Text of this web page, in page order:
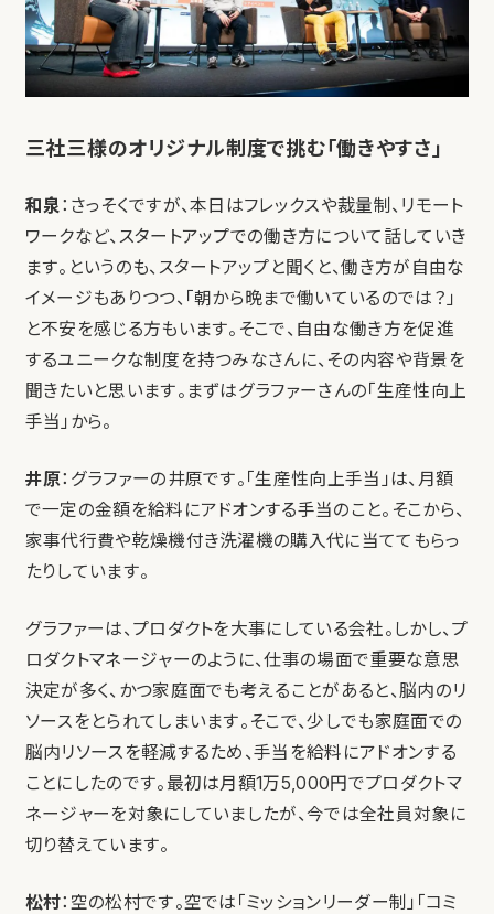
三社三様のオリジナル制度で挑む「働きやすさ」
和泉 ：さっそくですが、本日はフレックスや裁量制、リモート
ワークなど、スタートアップでの働き方について話していき
ます。というのも、スタートアップと聞くと、働き方が自由な
イメージもありつつ、「朝から晩まで働いているのでは？」
と不安を感じる方もいます。そこで、自由な働き方を促進
するユニークな制度を持つみなさんに、その内容や背景を
聞きたいと思います。まずはグラファーさんの「生産性向上
手当」から。
井原：グラファーの井原です。「生産性向上手当」は、月額
で一定の金額を給料にアドオンする手当のこと。そこから、
家事代行費や乾燥機付き洗濯機の購入代に当ててもらっ
たりしています。
グラファーは、プロダクトを大事にしている会社。しかし、プ
ロダクトマネージャーのように、仕事の場面で重要な意思
決定が多く、かつ家庭面でも考えることがあると、脳内のリ
ソースをとられてしまいます。そこで、少しでも家庭面での
脳内リソースを軽減するため、手当を給料にアドオンする
ことにしたのです。最初は月額1万5,000円でプロダクトマ
ネージャーを対象にしていましたが、今では全社員対象に
切り替えています。
松村：空の松村です。空では「ミッションリーダー制」「コミ